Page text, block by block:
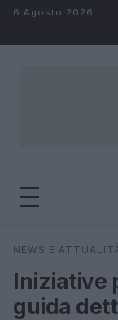
Salta al contenuto
6 Agosto 2026
Cerca
NEWS E
Iniziative
guida